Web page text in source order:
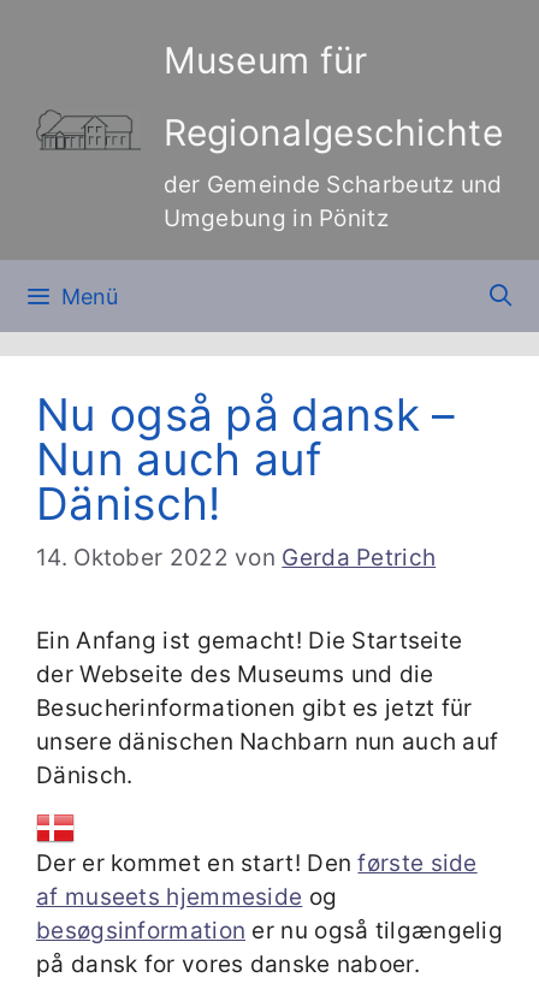
Museum für
Regionalgeschichte
der Gemeinde Scharbeutz und
Umgebung in Pönitz
Menü
Nu også på dansk –
Nun auch auf
Dänisch!
14. Oktober 2022 von Gerda Petrich
Ein Anfang ist gemacht! Die Startseite
der Webseite des Museums und die
Besucherinformationen gibt es jetzt für
unsere dänischen Nachbarn nun auch auf
Dänisch.
Der er kommet en start! Denførste side
af museets hjemmeside og
besøgsinformation er nu også tilgængelig
på dansk for vores danske naboer.